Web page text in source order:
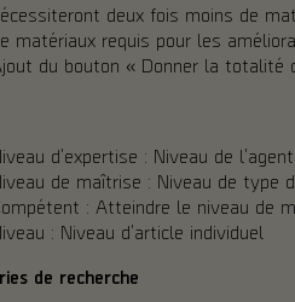
deux fois moins de
matériaux requis pour les
du bouton « Donner la totalité
d'expertise : Niveau de l'agent
de maîtrise : Niveau de type
: Atteindre le niveau de
: Niveau d'article individuel
de recherche